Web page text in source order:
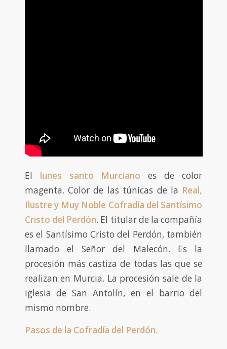
El lunes santo Murciano es de color
magenta. Color de las túnicas de la Real,
Ilustre y Muy Noble Cofradía del Santísimo
Cristo del Perdón. El titular de la compañía
es el Santísimo Cristo del Perdón, también
llamado el Señor del Malecón. Es la
procesión más castiza de todas las que se
realizan en Murcia. La procesión sale de la
iglesia de San Antolín, en el barrio del
mismo nombre.
Pasos de la Cofradía del Perdón.